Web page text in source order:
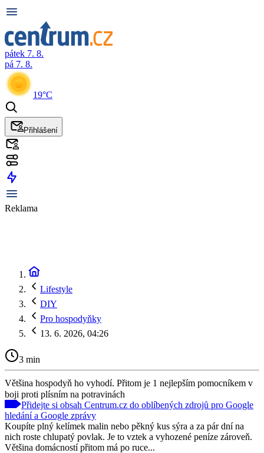
pátek 7. 8.
pá 7. 8.
19°C
Přihlášení
Reklama
Lifestyle
DIY
Pro hospodyňky
13. 6. 2026, 04:26
3 min
Většina hospodyň ho vyhodí. Přitom je 1 nejlepším pomocníkem v
boji proti plísním na potravinách
Přidejte si obsah Centrum.cz do oblíbených zdrojů pro Google
hledání a Google zprávy
Koupíte plný kelímek malin nebo pěkný kus sýra a za pár dní na
nich roste chlupatý povlak. Je to vztek a vyhozené peníze zároveň.
Většina domácností přitom má po ruce...